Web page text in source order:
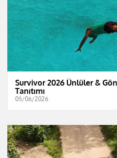
Survivor 2026 Ünlüler &
Tanıtımı
05/06/2026